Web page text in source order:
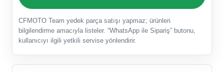
CFMOTO Team yedek parça satışı yapmaz; ürünleri
bilgilendirme amacıyla listeler. “WhatsApp ile Sipariş” butonu,
kullanıcıyı ilgili yetkili servise yönlendirir.